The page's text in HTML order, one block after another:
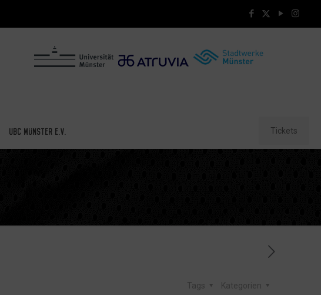
UBC Münster e.V. Tickets
Kategorien
Tags